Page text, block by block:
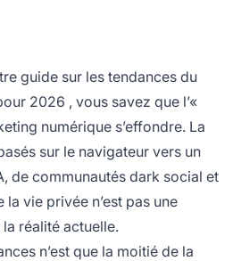
guide sur les tendances du
2026 , vous savez que l’«
numérique s’effondre. La
sur le navigateur vers un
de communautés dark social et
vie privée n’est pas une
réalité actuelle.
n’est que la moitié de la